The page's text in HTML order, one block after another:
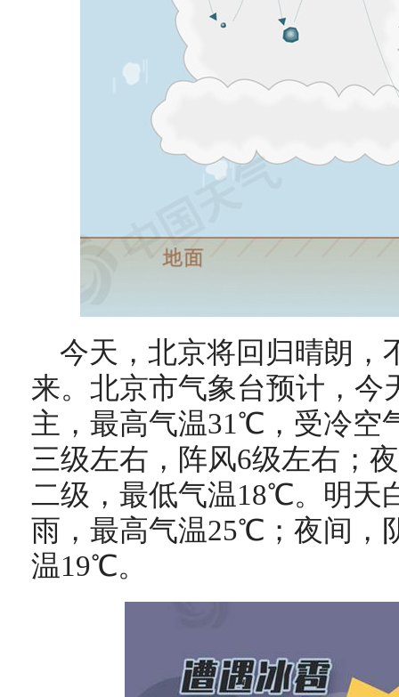
今天，北京将回归晴朗，
来。北京市气象台预计，今
主，最高气温31℃，受冷空
三级左右，阵风6级左右 ；
二级，最低气温18℃。明天
雨，最高气温25℃；夜间，
温19℃。